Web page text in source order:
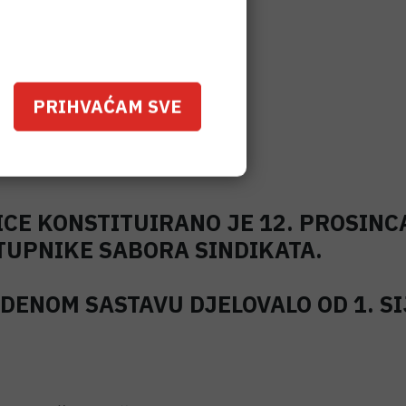
KONSTITUIRANO JE 12.
SABORA SINDIKATA.
SASTAVU DJELOVALO OD 1.
PRIHVAĆAM SVE